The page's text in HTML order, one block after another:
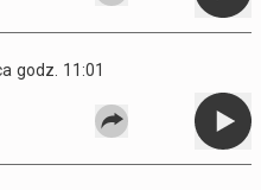
godz. 11:01